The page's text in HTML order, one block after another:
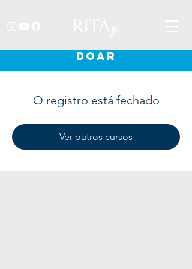
DOAR
O registro está fechado
Ver outros cursos